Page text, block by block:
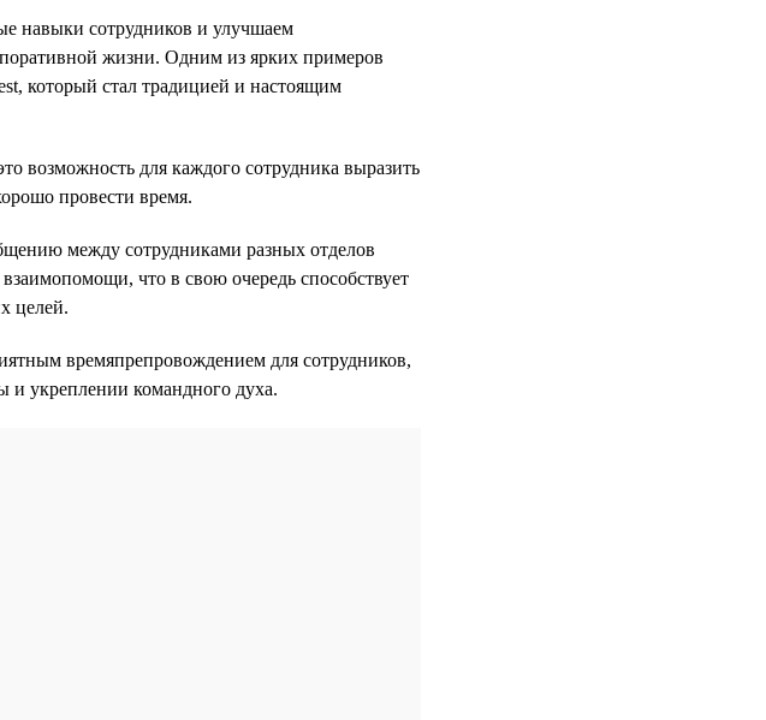
навыки сотрудников и улучшаем
жизни. Одним из ярких примеров
который стал традицией и настоящим
возможность для каждого сотрудника выразить
провести время.
между сотрудниками разных отделов
что в свою очередь способствует
целей.
времяпрепровождением для сотрудников,
и укреплении командного духа.